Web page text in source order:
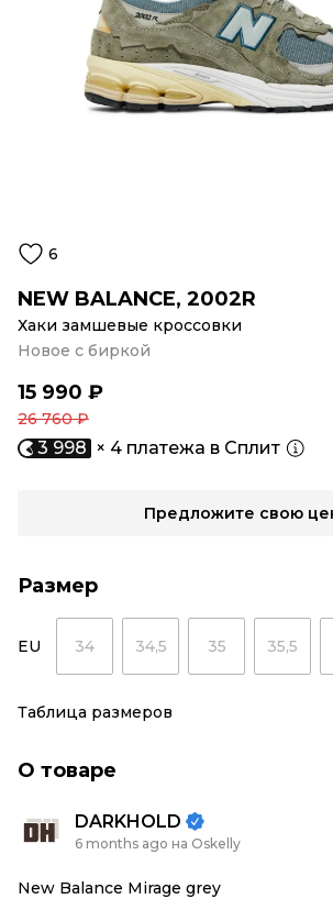
6
NEW BALANCE, 2002R
Хаки замшевые кроссовки
Новое с биркой
15 990 ₽
26 760 ₽
3 998 × 4 платежа в Сплит
Предложите свою
Размер
EU 34 34,5 35 35,5
Таблица размеров
О товаре
DARKHOLD
6 months ago на Oskelly
New Balance Mirage grey